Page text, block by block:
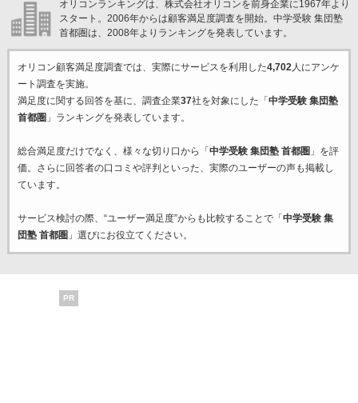
オリコンランキングは、株式会社オリコンを前身企業に1967年より
スタート。2006年からは顧客満足度調査を開始。中学受験 集団塾
首都圏は、2008年よりランキングを発表しています。
オリコン顧客満足度調査では、実際にサービスを利用した4,702人にアンケ
ート調査を実施。
満足度に関する回答を基に、調査企業37社を対象にした「 中学受験 集団塾
首都圏 」ランキングを発表しています。
総合満足度だけでなく、様々な切り口から「 中学受験 集団塾 首都圏 」を評
価。さらに回答者の口コミや評判といった、実際のユーザーの声も掲載し
ています。
サービス検討の際、“ユーザー満足度”からも比較することで「 中学受験 集
団塾 首都圏 」選びにお役立てください。
PR